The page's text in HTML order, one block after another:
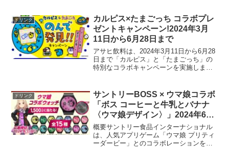
い味わいをそのままに、現代のトレンド
に合わせたレシピで提供...
ドリンク
カルピス×たまごっち コラボプレ
ゼントキャンペーン!2024年3月
11日から6月28日まで
アサヒ飲料は、2024年3月11日から6月28
日まで「カルピス」と「たまごっち」の
特別なコラボキャンペーンを実施しま
次元コードを読み取ってアサヒ飲料LINE
公式アカウ...
ドリンク
サントリーBOSS × ウマ娘コラボ
「ボス コーヒーと牛乳とバナナ
〈ウマ娘デザイン〉」2024年6月
4日発売！
概要サントリー食品インターナショナル
は、人気アプリゲーム「ウマ娘 プリティ
ーダービー」とのコラボレーションを発